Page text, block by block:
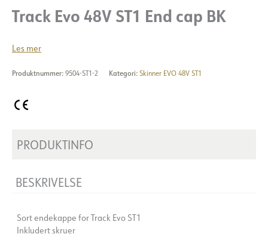
Track Evo 48V ST1 End cap BK
Les mer
Produktnummer: 9504-ST1-2 Kategori: Skinner EVO 48V ST1
PRODUKTINFO
BESKRIVELSE
Sort endekappe for Track Evo ST1
Inkludert skruer